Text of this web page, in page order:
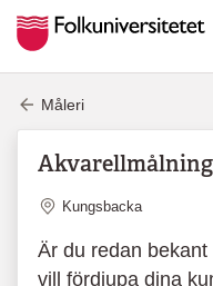
Måleri
Plats
Kungsbacka
Är du redan
vill fördjupa dina